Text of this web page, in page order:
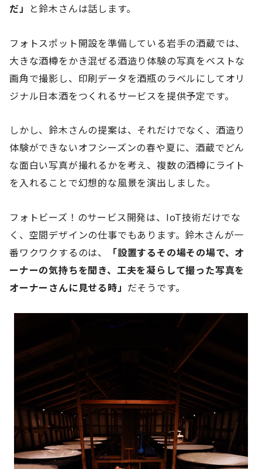
だ」 と鈴木さんは話します。
フォトスポット開設を準備している岩手の酒蔵では、
大きな酒樽をかき混ぜる酒造り体験の写真をベストな
画角で撮影し、印刷データを酒瓶のラベルにしてオリ
ジナル日本酒をつくれるサービスを提供予定です。
しかし、鈴木さんの提案は、それだけでなく、酒造り
体験ができないオフシーズンの春や夏に、酒蔵でどん
な面白い写真が撮れるかを考え、複数の酒樽にライト
を入れることで幻想的な風景を演出しました。
フォトビーズ！のサービス開発は、IoT技術だけでな
く、空間デザインの仕事でもあります。鈴木さんが一
番ワクワクするのは、
「設置するその場その場で、オ
ーナーの気持ちを聞き、工夫を凝らして撮った写真を
オーナーさんに見せる時」 だそうです。